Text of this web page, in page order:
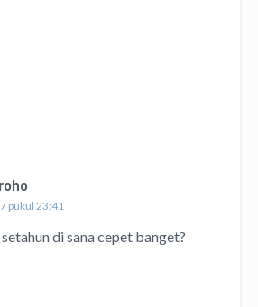
pukul 23:41
di sana cepet banget?